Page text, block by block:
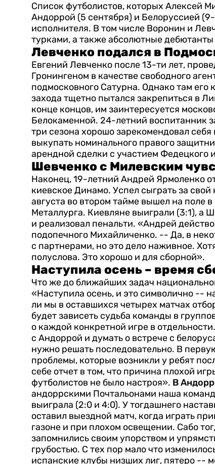
Список футболистов, которых Алексей
Андоррой (5 сентября) и Белоруссией
исполнителя. В том числе Воронин и
турками, а также абсолютные
Левченко подался в
Евгений Левченко после 13-ти лет,
Гронингеном в качестве свободного
подмосковного Сатурна. Однако там его
захода тщетно пытался закрепиться в
конце концов, им заинтересуется
Белокаменной. 24-летний воспитанник
три сезона хорошо зарекомендовал
выкупать номинального правого
арендной сделки с участием Федецкого
Шевченко с Милевским
Наконец, 19-летний Андрей Ярмоленко
киевское Динамо. Успел сыграть за
августа во втором тайме вышел на поле
Металлурга. Киевляне выиграли (3:1), а
и реализовал пенальти. «Андрей
подопечного Михайличенко. -- Да, в
с партнерами, но это дело наживное.
полуслова. Это хорошо и для сборной».
Наступила осень – время
Что же до ближайших задач
«Наступила осень, и это символично --
ли мы в оставшихся четырех матчах
будет зависеть судьба команды в
о каждой конкретной игре в
с Андоррой и думать о встрече с
нужно решать последовательно. В
проблемы, которые возникли у ребят
себе отчет в том, что причина плохой
футболистов не было настроя». В
андоррскими Почтальонами наша
выиграла (2:0 и 4:0). У тогдашнего
оставил выездной матч, когда играть
газоне и при плохом освещении. Сабо
запомнились своим упорством и
грубостью. С тех пор мало что
испанские клубы низших лиг, пятеро --